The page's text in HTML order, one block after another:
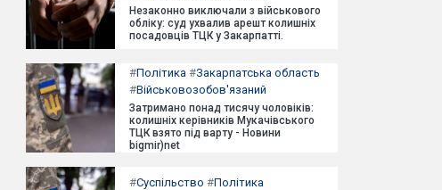
Незаконно виключали з військового
обліку: суд ухвалив арешт колишніх
посадовців ТЦК у Закарпатті.
#Політика #Закарпатська область
#Військовозобов'язаний
Затримано понад тисячу чоловіків:
колишніх керівників Мукачівського
ТЦК взято під варту - Новини
bigmir)net
#Суспільство #Політика